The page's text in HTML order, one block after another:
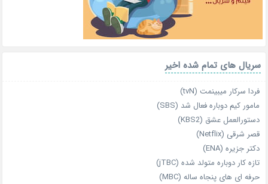
سریال های تمام شده اخیر
فردا سرکار میبینمت (tvN)
مامور کیم دوباره فعال شد (SBS)
دستورالعمل عشق (KBS2)
قصر شرقی (Netflix)
دکتر جزیره (ENA)
تازه‌ کار دوباره‌ متولد شده (jTBC)
حرفه‌ ای‌ های پنجاه‌ ساله (MBC)